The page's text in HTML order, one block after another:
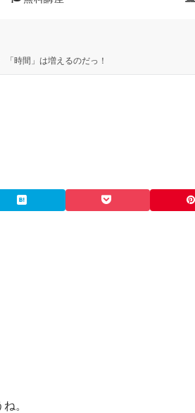
「時間」は増えるのだっ！
。